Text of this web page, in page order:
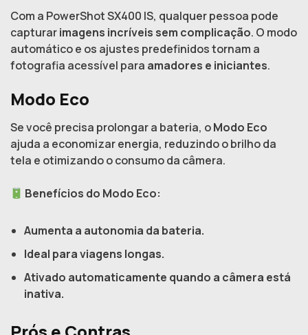
Com a PowerShot SX400 IS, qualquer pessoa pode
capturarimagens incríveis sem complicação. O modo
automático e os ajustes predefinidos tornam a
fotografia acessível para amadores e iniciantes.
Modo Eco
Se você precisa prolongar a bateria, oModo Eco
ajuda a economizar energia, reduzindo o brilho da
tela e otimizando o consumo da câmera.
Benefícios do Modo Eco:
Aumenta a autonomia da bateria.
Ideal para viagens longas.
Ativado automaticamente quando a câmera está
inativa.